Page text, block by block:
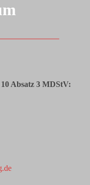
Absatz 3 MDStV: